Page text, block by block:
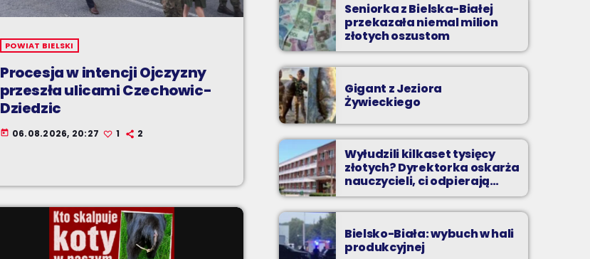
POWIAT BIELSKI
Procesja w intencji Ojczyzny
przeszła ulicami Czechowic-
Dziedzic
today 06.08.2026, 20:27 1 2
Seniorka z Bielska-Białej
przekazała niemal milion
złotych oszustom
Gigant z Jeziora
Żywieckiego
Wyłudzili kilkaset tysięcy
złotych? Dyrektorka oskarża
nauczycieli, ci odpierają
zarzuty
Bielsko-Biała: wybuch w hali
produkcyjnej